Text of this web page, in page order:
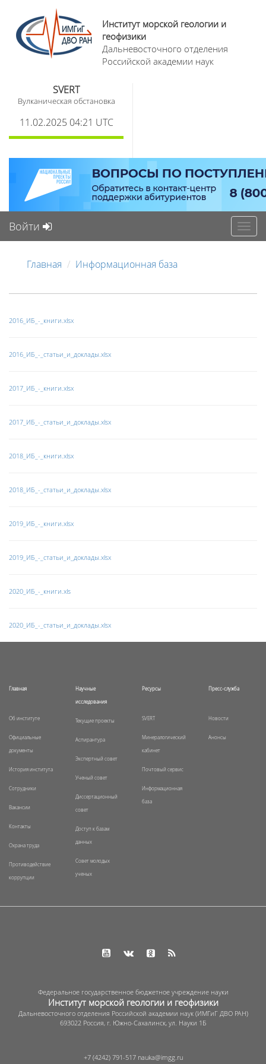
Институт морской геологии и
геофизики
Дальневосточного отделения
Российской академии наук
SVERT
Вулканическая обстановка
11.02.2025 04:21 UTC
Войти
Главная Информационная база
2016_ИБ_-_книги.xlsx
2016_ИБ_- _статьи_и_доклады.xlsx
2017_ИБ_-_книги.xlsx
2017_ИБ_-_статьи_и_доклады.xlsx
2018_ИБ_-_книги.xlsx
2018_ИБ_-_статьи_и_доклады.xlsx
2019_ИБ_-_книги.xlsx
2019_ИБ_-_статьи_и_доклады.xlsx
2020_ИБ_-_книги.xls
2020_ИБ_-_статьи_и_доклады.xlsx
Главная
Об институте
Официальные
документы
История института
Сотрудники
Вакансии
Контакты
Охрана труда
Противодействие
коррупции
Научные
исследования
Текущие проекты
Аспирантура
Экспертный совет
Ученый совет
Диссертационный
совет
Доступ к базам
данных
Совет молодых
ученых
Ресурсы
SVERT
Минералогический
кабинет
Почтовый сервис
Информационная
база
Пресс-служба
Новости
Анонсы
Федеральное государственное бюджетное учреждение науки
Институт морской геологии и геофизики
Дальневосточного отделения Российской академии наук (ИМГиГ ДВО РАН)
693022 Россия, г. Южно-Сахалинск, ул. Науки 1Б
+7 (4242) 791-517